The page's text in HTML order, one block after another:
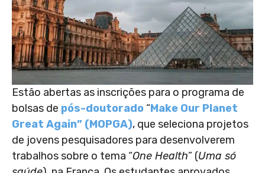
Estão abertas as inscrições para o programa de
bolsas de pós-doutorado “Make Our Planet
Great Again” (MOPGA), que seleciona projetos
de jovens pesquisadores para desenvolverem
trabalhos sobre o tema “One Health” (Uma só